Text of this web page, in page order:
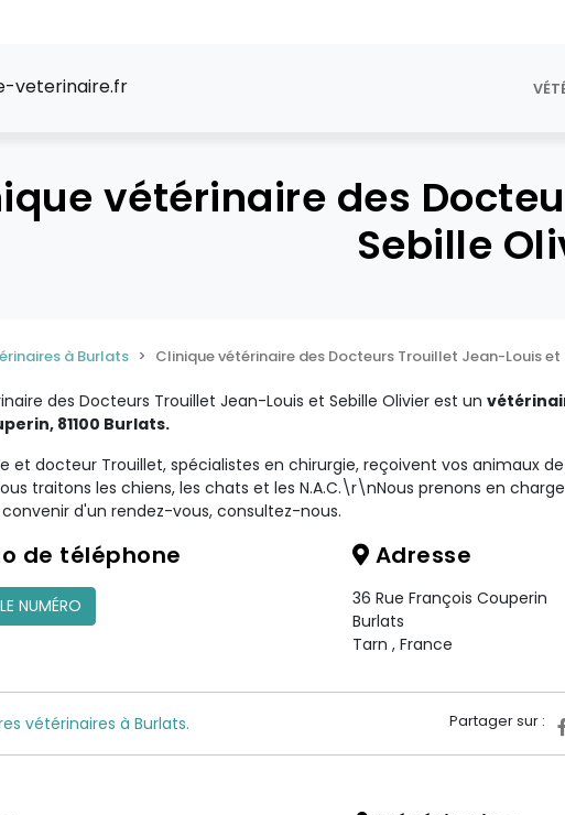
veterinaire.fr
vétérinaire des
Sebille
à Burlats Clinique vétérinaire des Docteurs Trouillet Jean-Louis et
des Docteurs Trouillet Jean-Louis et Sebille Olivier est un
81100 Burlats.
et docteur Trouillet, spécialistes en chirurgie, reçoivent vos animaux
traitons les chiens, les chats et les N.A.C.\r\nNous prenons en
d'un rendez-vous, consultez-nous.
de téléphone
NUMÉRO
Adresse
36 Rue François Couperin
Burlats
Tarn , France
Partager sur :
vétérinaires à Burlats.